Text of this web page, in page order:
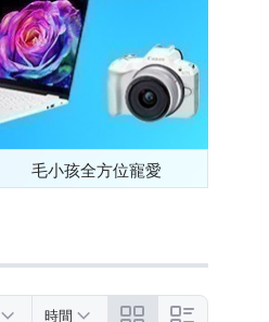
毛小孩全方位寵愛
時間